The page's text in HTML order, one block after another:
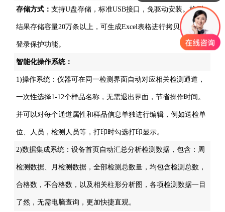
存储方式：支持U盘存储，标准USB接口，免驱动安装。检测
结果存储容量20万条以上，可生成Excel表格进行拷贝，并具有
登录保护功能。
智能化操作系统：
1)操作系统：仪器可在同一检测界面自动对应相关检测通道，
一次性选择1-12个样品名称，无需退出界面，节省操作时间。
并可以对每个通道属性和样品信息单独进行编辑，例如送检单
位、人员，检测人员等，打印时勾选打印显示。
2)数据集成系统：设备首页自动汇总分析检测数据，包含：周
检测数据、月检测数据，全部检测总数量，均包含检测总数，
合格数，不合格数，以及相关柱形分析图，各项检测数据一目
了然，无需电脑查询，更加快捷直观。